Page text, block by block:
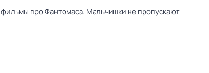
фильмы про Фантомаса. Мальчишки не пропускают